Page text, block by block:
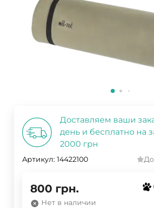
Доставляем ваши
день и бесплатно на
2000 грн
Артикул: 14422100
800 грн.
Нет в наличии